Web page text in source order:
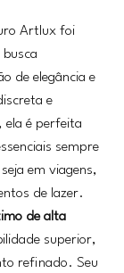
Artlux foi
de elegância e
e
ela é perfeita
sempre
em viagens,
de lazer.
de alta
superior,
refinado. Seu